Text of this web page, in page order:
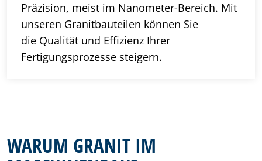
Präzision, meist im Nanometer-Bereich. Mit
unseren Granitbauteilen können Sie
die Qualität und Effizienz Ihrer
Fertigungsprozesse steigern.
WARUM GRANIT IM